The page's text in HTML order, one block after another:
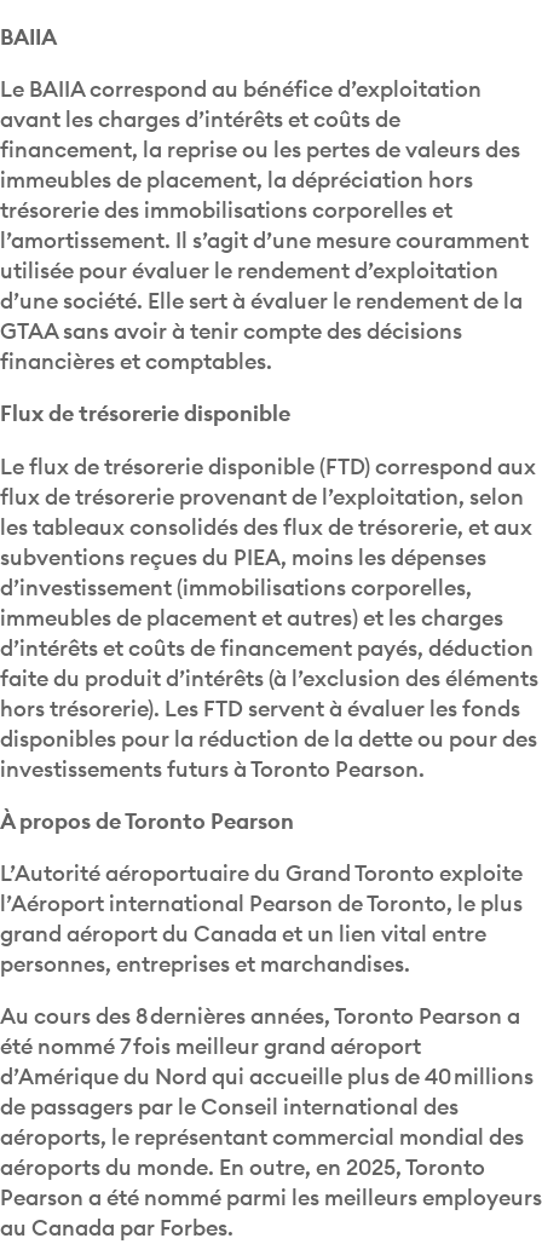
BAIIA
Le BAIIA correspond au bénéfice d’exploitation
avant les charges d’intérêts et coûts de
financement, la reprise ou les pertes de valeurs des
immeubles de placement, la dépréciation hors
trésorerie des immobilisations corporelles et
l’amortissement. Il s’agit d’une mesure couramment
utilisée pour évaluer le rendement d’exploitation
d’une société. Elle sert à évaluer le rendement de la
GTAA sans avoir à tenir compte des décisions
financières et comptables.
Flux de trésorerie disponible
Le flux de trésorerie disponible (FTD) correspond aux
flux de trésorerie provenant de l’exploitation, selon
les tableaux consolidés des flux de trésorerie, et aux
subventions reçues du PIEA, moins les dépenses
d’investissement (immobilisations corporelles,
immeubles de placement et autres) et les charges
d’intérêts et coûts de financement payés, déduction
faite du produit d’intérêts (à l’exclusion des éléments
hors trésorerie). Les FTD servent à évaluer les fonds
disponibles pour la réduction de la dette ou pour des
investissements futurs à Toronto Pearson.
À propos de Toronto Pearson
L’Autorité aéroportuaire du Grand Toronto exploite
l’Aéroport international Pearson de Toronto, le plus
grand aéroport du Canada et un lien vital entre
personnes, entreprises et marchandises.
Au cours des 8 dernières années, Toronto Pearson a
été nommé 7 fois meilleur grand aéroport
d’Amérique du Nord qui accueille plus de 40 millions
de passagers par le Conseil international des
aéroports, le représentant commercial mondial des
aéroports du monde. En outre, en 2025, Toronto
Pearson a été nommé parmi les meilleurs employeurs
au Canada par Forbes.